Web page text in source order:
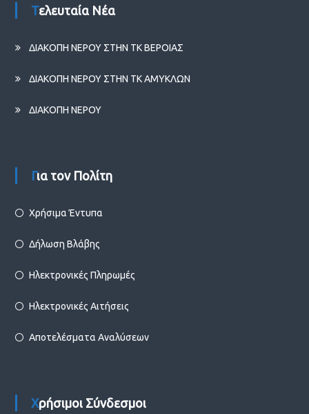
Τελευταία Νέα
ΔΙΑΚΟΠΗ ΝΕΡΟΥ ΣΤΗΝ ΤΚ ΒΕΡΟΙΑΣ
ΔΙΑΚΟΠΗ ΝΕΡΟΥ ΣΤΗΝ ΤΚ ΑΜΥΚΛΩΝ
ΔΙΑΚΟΠΗ ΝΕΡΟΥ
Για τον Πολίτη
Χρήσιμα Έντυπα
Δήλωση Βλάβης
Ηλεκτρονικές Πληρωμές
Ηλεκτρονικές Αιτήσεις
Αποτελέσματα Αναλύσεων
Χρήσιμοι Σύνδεσμοι